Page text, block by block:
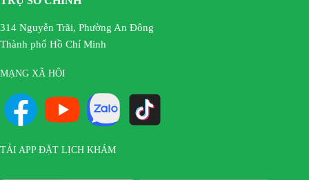
314 Nguyễn Trãi, Phường An Đông
Thành phố Hồ Chí Minh
MẠNG XÃ HỘI
TẢI APP ĐẶT LỊCH KHÁM